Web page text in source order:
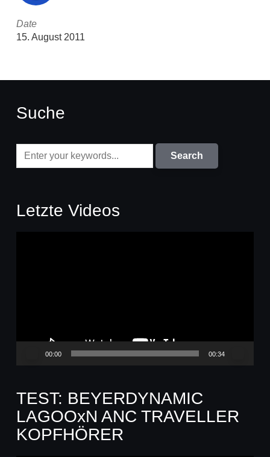
Date
15. August 2011
Suche
Letzte Videos
00:00 00:34
TEST: BEYERDYNAMIC
LAGOOxN ANC TRAVELLER
KOPFHÖRER